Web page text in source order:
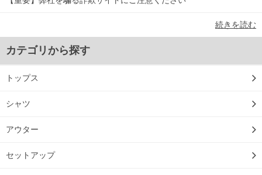
続きを読む
カテゴリから探す
トップス
シャツ
アウター
セットアップ